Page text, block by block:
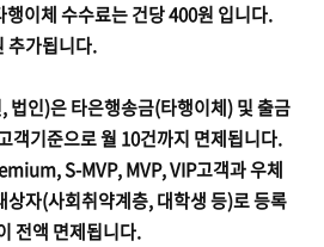
이체 수수료는 건당 400원 입니다.
추가됩니다.
인)은 타은행송금(타행이체) 및 출금
객기준으로 월 10건까지 면제됩니다.
S-MVP, MVP, VIP고객과 우체
자(사회취약계층, 대학생 등)로 등록
전액 면제됩니다.